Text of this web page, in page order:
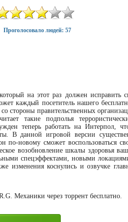
Проголосовало людей: 57
на этот раз должен исправить
каждый посетитель нашего
стороны правительственных
такие подполья
теперь работать на Интерпол,
В данной игровой версии
по-новому сможет воспользоваться
возобновление шкалы здоровья
спецэффектами, новыми
изменения коснулись и озвучке
Механики через торрент бесплатно.